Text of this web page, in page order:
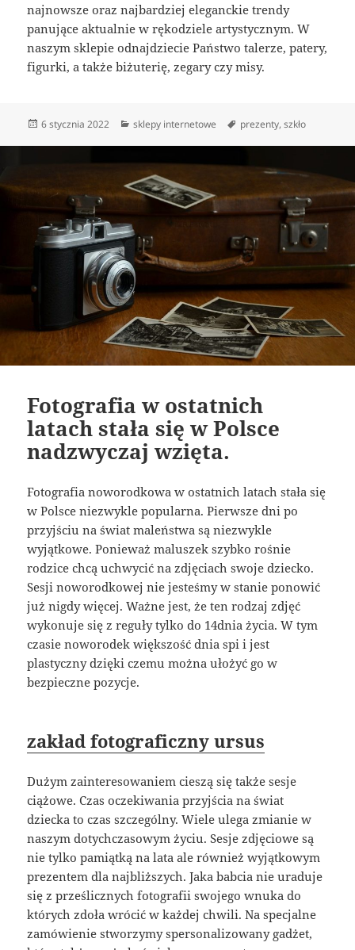
najnowsze oraz najbardziej eleganckie trendy
panujące aktualnie w rękodziele artystycznym. W
naszym sklepie odnajdziecie Państwo talerze, patery,
figurki, a także biżuterię, zegary czy misy.
Data
6 stycznia 2022 Kategorie
sklepy internetowe Tagi
prezenty,szkło
Fotografia w ostatnich
latach stała się w Polsce
nadzwyczaj wzięta.
Fotografia noworodkowa w ostatnich latach stała się
w Polsce niezwykle popularna. Pierwsze dni po
przyjściu na świat maleństwa są niezwykle
wyjątkowe. Ponieważ maluszek szybko rośnie
rodzice chcą uchwycić na zdjęciach swoje dziecko.
Sesji noworodkowej nie jesteśmy w stanie ponowić
już nigdy więcej. Ważne jest, że ten rodzaj zdjęć
wykonuje się z reguły tylko do 14dnia życia. W tym
czasie noworodek większość dnia spi i jest
plastyczny dzięki czemu można ułożyć go w
bezpieczne pozycje.
zakład fotograficzny ursus
Dużym zainteresowaniem cieszą się także sesje
ciążowe. Czas oczekiwania przyjścia na świat
dziecka to czas szczególny. Wiele ulega zmianie w
naszym dotychczasowym życiu. Sesje zdjęciowe są
nie tylko pamiątką na lata ale również wyjątkowym
prezentem dla najbliższych. Jaka babcia nie uraduje
się z prześlicznych fotografii swojego wnuka do
których zdoła wrócić w każdej chwili. Na specjalne
zamówienie stworzymy spersonalizowany gadżet,